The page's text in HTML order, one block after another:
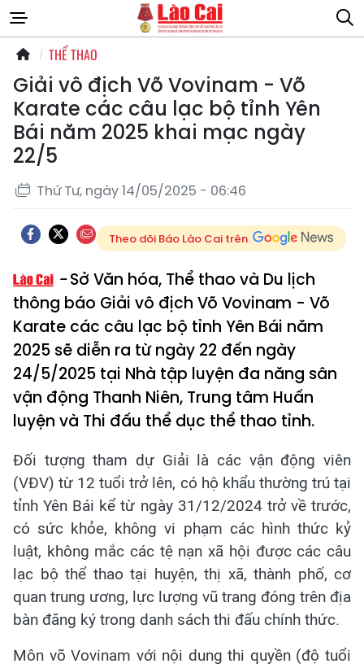
THỂ THAO
Giải vô địch Võ Vovinam - Võ
Karate các câu lạc bộ tỉnh Yên
Bái năm 2025 khai mạc ngày
22/5
Thứ Tư, ngày 14/05/2025 - 06:46
Theo dõi Báo Lào Cai trên
Sở Văn hóa, Thể thao và Du lịch
thông báo Giải vô địch Võ Vovinam - Võ
Karate các câu lạc bộ tỉnh Yên Bái năm
2025 sẽ diễn ra từ ngày 22 đến ngày
24/5/2025 tại Nhà tập luyện đa năng sân
vận động Thanh Niên, Trung tâm Huấn
luyện và Thi đấu thể dục thể thao tỉnh.
Đối tượng tham dự Giải là các vận động viên
(VĐV) từ 12 tuổi trở lên, có hộ khẩu thường trú tại
tỉnh Yên Bái kể từ ngày 31/12/2024 trở về trước,
có sức khỏe, không vi phạm các hình thức kỷ
luật, không mắc các tệ nạn xã hội được các câu
lạc bộ thể thao tại huyện, thị xã, thành phố, cơ
quan trung ương, lực lượng vũ trang đóng trên địa
bàn đăng ký trong danh sách thi đấu chính thức.
Môn võ Vovinam với nội dung thi quyền (độ tuổi